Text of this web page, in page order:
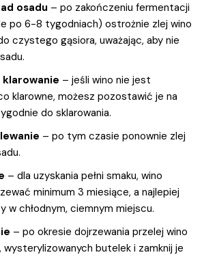
osadu – po zakończeniu fermentacji
po 6-8 tygodniach) ostrożnie zlej wino
czystego gąsiora, uważając, aby nie
– jeśli wino nie jest
klarowne, możesz pozostawić je na
do sklarowania.
– po tym czasie ponownie zlej
– dla uzyskania pełni smaku, wino
minimum 3 miesiące, a najlepiej
w chłodnym, ciemnym miejscu.
– po okresie dojrzewania przelej wino
butelek i zamknij je